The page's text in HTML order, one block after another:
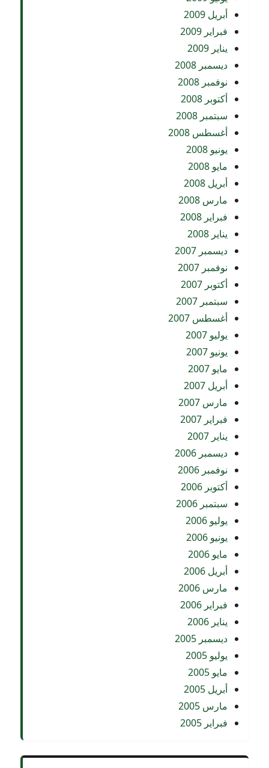
أبريل 2009
فبراير 2009
يناير 2009
ديسمبر 2008
نوفمبر 2008
أكتوبر 2008
سبتمبر 2008
أغسطس 2008
يونيو 2008
مايو 2008
أبريل 2008
مارس 2008
فبراير 2008
يناير 2008
ديسمبر 2007
نوفمبر 2007
أكتوبر 2007
سبتمبر 2007
أغسطس 2007
يوليو 2007
يونيو 2007
مايو 2007
أبريل 2007
مارس 2007
فبراير 2007
يناير 2007
ديسمبر 2006
نوفمبر 2006
أكتوبر 2006
سبتمبر 2006
يوليو 2006
يونيو 2006
مايو 2006
أبريل 2006
مارس 2006
فبراير 2006
يناير 2006
ديسمبر 2005
يوليو 2005
مايو 2005
أبريل 2005
مارس 2005
فبراير 2005